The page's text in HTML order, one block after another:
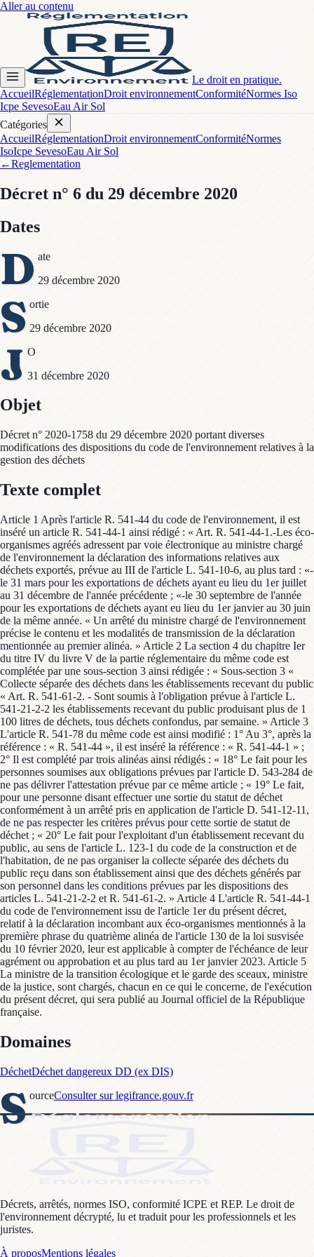
Aller au contenu
Le droit en pratique.
AccueilRéglementationDroit environnementConformitéNormes Iso
Icpe SevesoEau Air Sol
Catégories
AccueilRéglementationDroit environnementConformitéNormes
IsoIcpe SevesoEau Air Sol
←Reglementation
Décret n° 6 du 29 décembre 2020
Dates
D ate
29 décembre 2020
S ortie
29 décembre 2020
J O
31 décembre 2020
Objet
Décret n° 2020-1758 du 29 décembre 2020 portant diverses
modifications des dispositions du code de l'environnement relatives à la
gestion des déchets
Texte complet
Article 1 Après l'article R. 541-44 du code de l'environnement, il est
inséré un article R. 541-44-1 ainsi rédigé : « Art. R. 541-44-1.-Les éco-
organismes agréés adressent par voie électronique au ministre chargé
de l'environnement la déclaration des informations relatives aux
déchets exportés, prévue au III de l'article L. 541-10-6, au plus tard : «-
le 31 mars pour les exportations de déchets ayant eu lieu du 1er juillet
au 31 décembre de l'année précédente ; «-le 30 septembre de l'année
pour les exportations de déchets ayant eu lieu du 1er janvier au 30 juin
de la même année. « Un arrêté du ministre chargé de l'environnement
précise le contenu et les modalités de transmission de la déclaration
mentionnée au premier alinéa. » Article 2 La section 4 du chapitre Ier
du titre IV du livre V de la partie réglementaire du même code est
complétée par une sous-section 3 ainsi rédigée : « Sous-section 3 «
Collecte séparée des déchets dans les établissements recevant du public
« Art. R. 541-61-2. - Sont soumis à l'obligation prévue à l'article L.
541-21-2-2 les établissements recevant du public produisant plus de 1
100 litres de déchets, tous déchets confondus, par semaine. » Article 3
L'article R. 541-78 du même code est ainsi modifié : 1° Au 3°, après la
référence : « R. 541-44 », il est inséré la référence : « R. 541-44-1 » ;
2° Il est complété par trois alinéas ainsi rédigés : « 18° Le fait pour les
personnes soumises aux obligations prévues par l'article D. 543-284 de
ne pas délivrer l'attestation prévue par ce même article ; « 19° Le fait,
pour une personne disant effectuer une sortie du statut de déchet
conformément à un arrêté pris en application de l'article D. 541-12-11,
de ne pas respecter les critères prévus pour cette sortie de statut de
déchet ; « 20° Le fait pour l'exploitant d'un établissement recevant du
public, au sens de l'article L. 123-1 du code de la construction et de
l'habitation, de ne pas organiser la collecte séparée des déchets du
public reçu dans son établissement ainsi que des déchets générés par
son personnel dans les conditions prévues par les dispositions des
articles L. 541-21-2-2 et R. 541-61-2. » Article 4 L'article R. 541-44-1
du code de l'environnement issu de l'article 1er du présent décret,
relatif à la déclaration incombant aux éco-organismes mentionnés à la
première phrase du quatrième alinéa de l'article 130 de la loi susvisée
du 10 février 2020, leur est applicable à compter de l'échéance de leur
agrément ou approbation et au plus tard au 1er janvier 2023. Article 5
La ministre de la transition écologique et le garde des sceaux, ministre
de la justice, sont chargés, chacun en ce qui le concerne, de l'exécution
du présent décret, qui sera publié au Journal officiel de la République
française.
Domaines
DéchetDéchet dangereux DD (ex DIS)
S ourceConsulter sur legifrance.gouv.fr
Décrets, arrêtés, normes ISO, conformité ICPE et REP. Le droit de
l'environnement décrypté, lu et traduit pour les professionnels et les
juristes.
À proposMentions légales